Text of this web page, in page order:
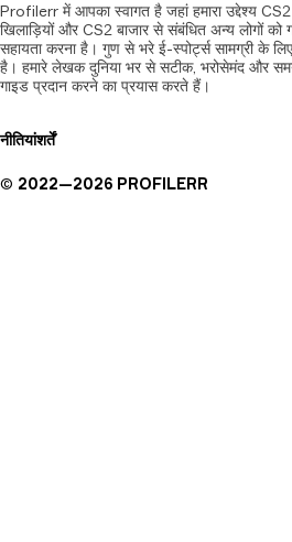
Profilerr में आपका स्वागत है जहां हमारा उद्देश्य
खिलाड़ियों और CS2 बाजार से संबंधित अन्य लोगों
सहायता करना है। गुण से भरे ई-स्पोर्ट्स सामग्री के
है। हमारे लेखक दुनिया भर से सटीक, भरोसेमंद और समय
गाइड प्रदान करने का प्रयास करते हैं।
नीतियांशर्तें
© 2022—2026 PROFILERR